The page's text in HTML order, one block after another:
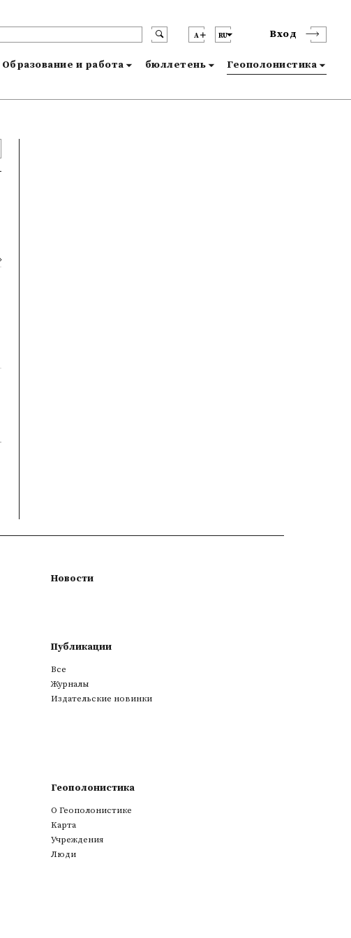
A RU Вход
Образование и работа бюллетень Геополонистика
Новости
Публикации
Все
Журналы
Издательские новинки
Геополонистика
О Геополонистике
Kарта
Учреждения
Люди